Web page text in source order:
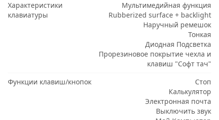
Характеристики
клавиатуры
Мультимедийная функция
Rubberized surface + backlight
Наручный ремешок
Тонкая
Диодная Подсветка
Прорезиновое покрытие чехла и
клавиш "Софт тач"
Функции клавиш/кнопок
Стоп
Калькулятор
Электронная почта
Выключить звук